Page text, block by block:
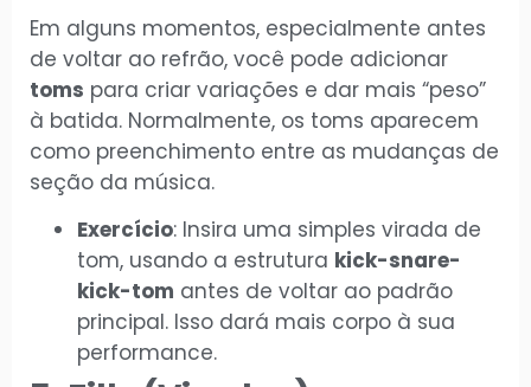
Em alguns momentos, especialmente antes
de voltar ao refrão, você pode adicionar
toms para criar variações e dar mais “peso”
à batida. Normalmente, os toms aparecem
como preenchimento entre as mudanças de
seção da música.
Exercício: Insira uma simples virada de
tom, usando a estrutura kick-snare-
kick-tom antes de voltar ao padrão
principal. Isso dará mais corpo à sua
performance.